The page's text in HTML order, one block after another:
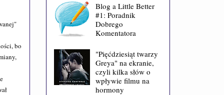
bo
Blog a Little Better
#1: Poradnik
Dobrego
Komentatora
"Pięćdziesiąt twarzy
Greya" na ekranie,
czyli kilka słów o
wpływie filmu na
hormony